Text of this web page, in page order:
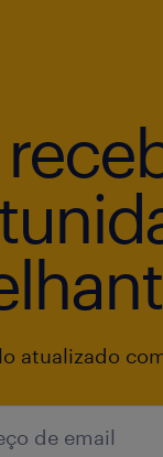
atualizado